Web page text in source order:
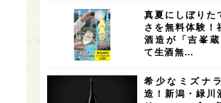
4 アメリカ 4 神奈川県 4
4 三重県 大阪府 3
オーストラリア 台湾 2 アジア 2
真夏にしぼりた
さを無料体験！
酒造が「吉峯
て生酒無…
希少なミズナ
造！新潟・緑川